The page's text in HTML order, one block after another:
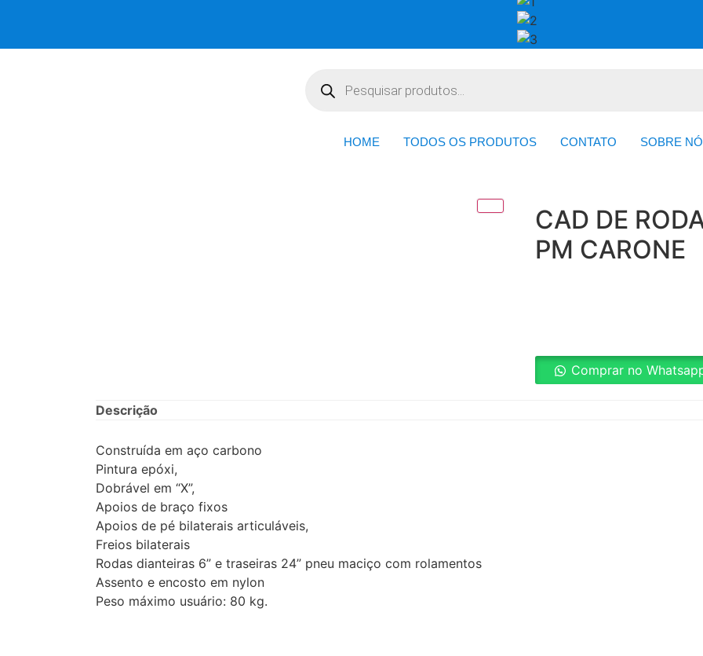
HOME TODOS OS PRODUTOS CONTATO SOBRE
CAD DE
PM CARONE
Comprar no
Descrição
Construída em aço carbono
Pintura epóxi,
Dobrável em “X”,
Apoios de braço fixos
Apoios de pé bilaterais articuláveis,
Freios bilaterais
Rodas dianteiras 6” e traseiras 24” pneu maciço com rolamentos
Assento e encosto em nylon
Peso máximo usuário: 80 kg.